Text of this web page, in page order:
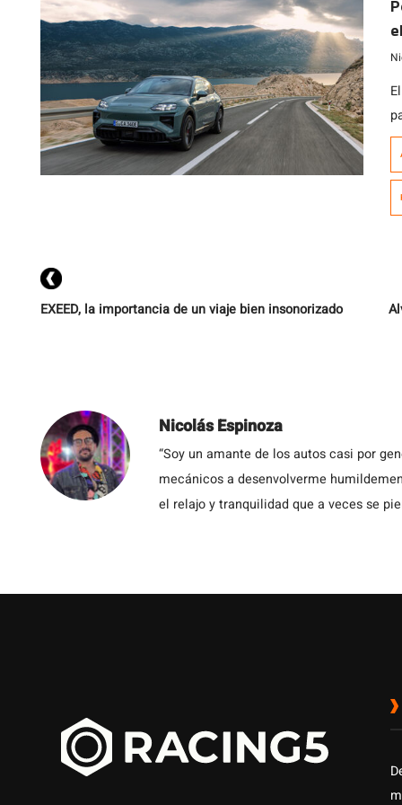
EXEED, la importancia de un viaje bien insonorizado
Nicolás Espinoza
“Soy un amante de los autos casi por
mecánicos a desenvolverme
el relajo y tranquilidad que a veces se